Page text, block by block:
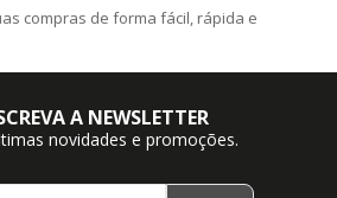
compras de forma fácil, rápida e
A NEWSLETTER
novidades e promoções.